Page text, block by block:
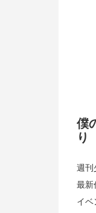
僕
り
週刊
最新
イベ